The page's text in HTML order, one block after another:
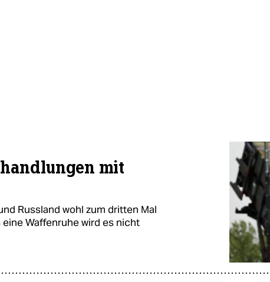
mit
Russland wohl zum dritten Mal
Waffenruhe wird es nicht